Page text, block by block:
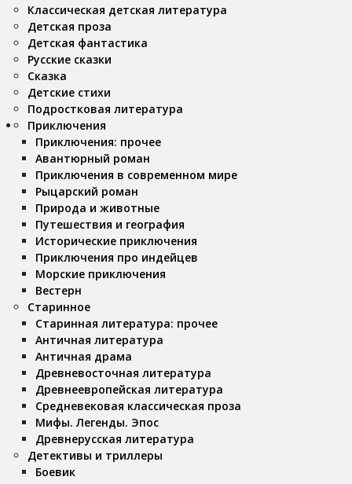
Классическая детская литература
Детская проза
Детская фантастика
Русские сказки
Сказка
Детские стихи
Подростковая литература
Приключения
Приключения: прочее
Авантюрный роман
Приключения в современном мире
Рыцарский роман
Природа и животные
Путешествия и география
Исторические приключения
Приключения про индейцев
Морские приключения
Вестерн
Старинное
Старинная литература: прочее
Античная литература
Античная драма
Древневосточная литература
Древнеевропейская литература
Средневековая классическая проза
Мифы. Легенды. Эпос
Древнерусская литература
Детективы и триллеры
Боевик